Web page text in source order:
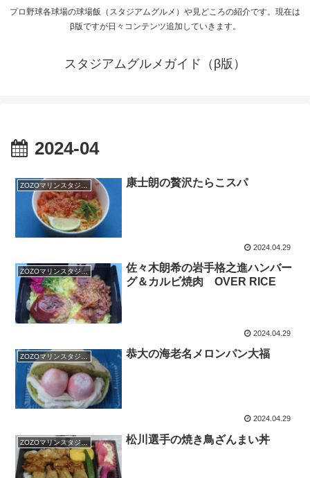
プロ野球各球場の球場飯（スタジアムグルメ）や見どころの紹介です。現在は
β版ですが日々コンテンツ追加していきます。
スタジアムグルメガイド（β版）
2024-04
康士朗の贅沢たらこスパ
2024.04.29
ZOZOマリンスタジアム
佐々木朗希の岩手格之進ハンバー
グ＆カルビ焼肉 OVER RICE
2024.04.29
ZOZOマリンスタジアム 恭大の海老名メロンパン大福
2024.04.29
ZOZOマリンスタジアム 松川選手の焼き鳥ざんまい丼